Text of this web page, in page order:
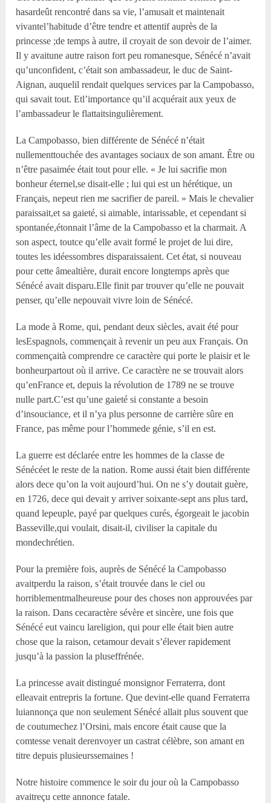
hasardeût rencontré dans sa vie, l’amusait et maintenait
vivantel’habitude d’être tendre et attentif auprès de la
princesse ;de temps à autre, il croyait de son devoir de l’aimer.
Il y avaitune autre raison fort peu romanesque, Sénécé n’avait
qu’unconfident, c’était son ambassadeur, le duc de Saint-
Aignan, auquelil rendait quelques services par la Campobasso,
qui savait tout. Etl’importance qu’il acquérait aux yeux de
l’ambassadeur le flattaitsingulièrement.
La Campobasso, bien différente de Sénécé n’était
nullementtouchée des avantages sociaux de son amant. Être ou
n’être pasaimée était tout pour elle. « Je lui sacrifie mon
bonheur éternel,se disait-elle ; lui qui est un hérétique, un
Français, nepeut rien me sacrifier de pareil. » Mais le chevalier
paraissait,et sa gaieté, si aimable, intarissable, et cependant si
spontanée,étonnait l’âme de la Campobasso et la charmait. A
son aspect, toutce qu’elle avait formé le projet de lui dire,
toutes les idéessombres disparaissaient. Cet état, si nouveau
pour cette âmealtière, durait encore longtemps après que
Sénécé avait disparu.Elle finit par trouver qu’elle ne pouvait
penser, qu’elle nepouvait vivre loin de Sénécé.
La mode à Rome, qui, pendant deux siècles, avait été pour
lesEspagnols, commençait à revenir un peu aux Français. On
commençaità comprendre ce caractère qui porte le plaisir et le
bonheurpartout où il arrive. Ce caractère ne se trouvait alors
qu’enFrance et, depuis la révolution de 1789 ne se trouve
nulle part.C’est qu’une gaieté si constante a besoin
d’insouciance, et il n’ya plus personne de carrière sûre en
France, pas même pour l’hommede génie, s’il en est.
La guerre est déclarée entre les hommes de la classe de
Sénécéet le reste de la nation. Rome aussi était bien différente
alors dece qu’on la voit aujourd’hui. On ne s’y doutait guère,
en 1726, dece qui devait y arriver soixante-sept ans plus tard,
quand lepeuple, payé par quelques curés, égorgeait le jacobin
Basseville,qui voulait, disait-il, civiliser la capitale du
mondechrétien.
Pour la première fois, auprès de Sénécé la Campobasso
avaitperdu la raison, s’était trouvée dans le ciel ou
horriblementmalheureuse pour des choses non approuvées par
la raison. Dans cecaractère sévère et sincère, une fois que
Sénécé eut vaincu lareligion, qui pour elle était bien autre
chose que la raison, cetamour devait s’élever rapidement
jusqu’à la passion la pluseffrénée.
La princesse avait distingué monsignor Ferraterra, dont
elleavait entrepris la fortune. Que devint-elle quand Ferraterra
luiannonça que non seulement Sénécé allait plus souvent que
de coutumechez l’Orsini, mais encore était cause que la
comtesse venait derenvoyer un castrat célèbre, son amant en
titre depuis plusieurssemaines !
Notre histoire commence le soir du jour où la Campobasso
avaitreçu cette annonce fatale.